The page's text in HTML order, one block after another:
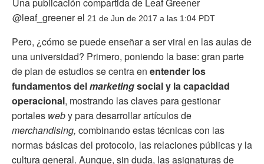
@leaf_greener el 21 de Jun de 2017 a las 1:04 PDT
Pero, ¿cómo se puede enseñar a ser viral en las aulas de
una universidad? Primero, poniendo la base: gran parte
de plan de estudios se centra en entender los
fundamentos delmarketingsocial y la capacidad
operacional, mostrando las claves para gestionar
portales weby para desarrollar artículos de
merchandising, combinando estas técnicas con las
normas básicas del protocolo, las relaciones públicas y la
cultura general. Aunque, sin duda, las asignaturas de